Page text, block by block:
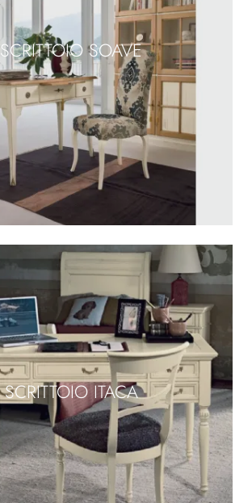
SCRITTOIO SOAVE
SCRITTOIO ITACA